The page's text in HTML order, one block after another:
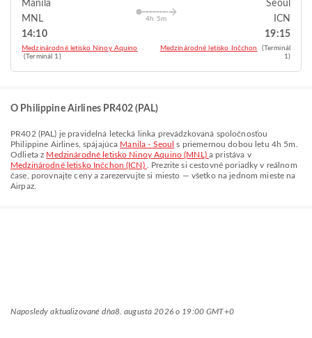
Manila
MNL
14:10
Medzinárodné letisko Ninoy Aquino
(Terminál 1)
4h 5m
Seoul
ICN
19:15
Medzinárodné letisko Inčchon
(Terminál
1)
O Philippine Airlines PR402 (PAL)
PR402 (PAL) je pravidelná letecká linka prevádzkovaná spoločnosťou
Philippine Airlines, spájajúca Manila - Seoul s priemernou dobou letu 4h 5m
Odlieta z Medzinárodné letisko Ninoy Aquino (MNL)a pristáva v
Medzinárodné letisko Inčchon (ICN)
. Prezrite si cestovné poriadky v reálnom
čase, porovnajte ceny a zarezervujte si miesto — všetko na jednom mieste na
Airpaz.
Naposledy aktualizované dňa8. augusta 2026 o 19:00 GMT+0